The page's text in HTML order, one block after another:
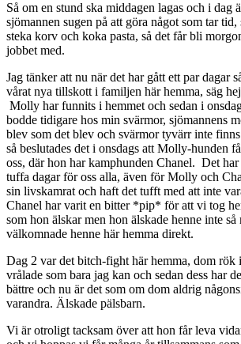
Så om en stund ska middagen lagas och i dag
sjömannen sugen på att göra något som tar
steka korv och koka pasta, så det får bli
jobbet med.
Jag tänker att nu när det har gått ett par dagar
vårat nya tillskott i familjen här hemma, säg
Molly har funnits i hemmet och sedan i
bodde tidigare hos min svärmor, sjömannens
blev som det blev och svärmor tyvärr inte
så beslutades det i onsdags att Molly-hunden
oss, där hon har kamphunden Chanel. Det
tuffa dagar för oss alla, även för Molly och
sin livskamrat och haft det tufft med att inte
Chanel har varit en bitter *pip* för att vi tog
som hon älskar men hon älskade henne inte
välkomnade henne här hemma direkt.
Dag 2 var det bitch-fight här hemma, dom rök
vrålade som bara jag kan och sedan dess har
bättre och nu är det som om dom aldrig
varandra. Älskade pälsbarn.
Vi är otroligt tacksam över att hon får leva